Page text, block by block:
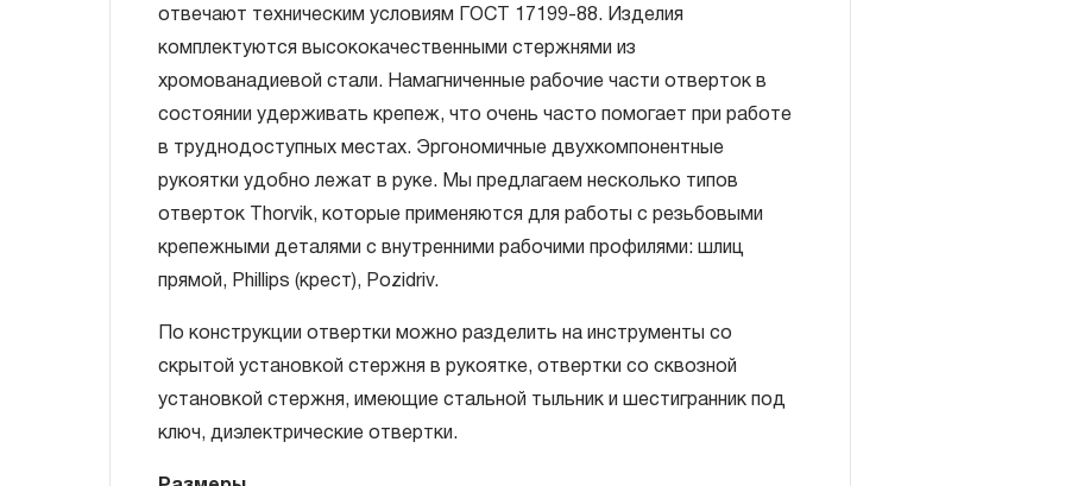
отвечают техническим условиям ГОСТ 17199-88. Изделия
комплектуются высококачественными стержнями из
хромованадиевой стали. Намагниченные рабочие части отверток в
состоянии удерживать крепеж, что очень часто помогает при работе
в труднодоступных местах. Эргономичные двухкомпонентные
рукоятки удобно лежат в руке. Мы предлагаем несколько типов
отверток Thorvik, которые применяются для работы с резьбовыми
крепежными деталями с внутренними рабочими профилями: шлиц
прямой, Phillips (крест), Pozidriv.
По конструкции отвертки можно разделить на инструменты со
скрытой установкой стержня в рукоятке, отвертки со сквозной
установкой стержня, имеющие стальной тыльник и шестигранник под
ключ, диэлектрические отвертки.
ГАРАНТИЙНЫЕ ОБЯЗАТЕЛЬСТВА.
Понятие «ПОЖИЗНЕННАЯ ГАРАНТИЯ».
нарушал технологию в процессе его производства.
1.2 «ПОЖИЗНЕННАЯ ГАРАНТИЯ» предоставляется при условии
соблюдения покупателем (потребителем) правил эксплуатации,
обслуживания, транспортировки и хранения, применяемых для ручного